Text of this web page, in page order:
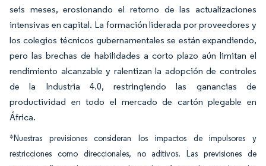
seis meses, erosionando el retorno de las actualizaciones
intensivas en capital. La formación liderada por proveedores y
los colegios técnicos gubernamentales se están expandiendo,
pero las brechas de habilidades a corto plazo aún limitan el
rendimiento alcanzable y ralentizan la adopción de controles
de la Industria 4.0, restringiendo las ganancias de
productividad en todo el mercado de cartón plegable en
África.
*Nuestras previsiones consideran los impactos de impulsores y
restricciones como direccionales, no aditivos. Las previsiones de